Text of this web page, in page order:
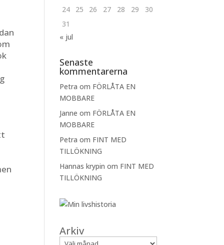
24
25 26 27 28 29
30
31
« jul
Senaste
kommentarerna
Petra om FÖRLÅTA EN
MOBBARE
Janne om FÖRLÅTA EN
MOBBARE
Petra om FINT MED
TILLÖKNING
Hannas krypin om FINT MED
TILLÖKNING
Arkiv